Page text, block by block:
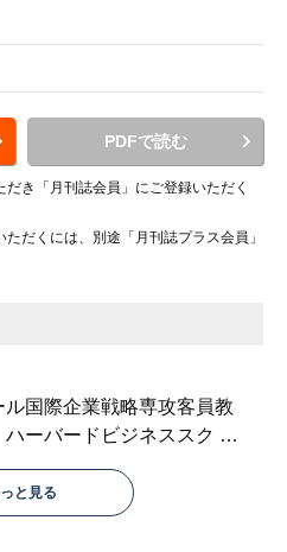
PDFで読む
き「月刊誌会員」にご登録いただく
だくには、別途「月刊誌プラス会員」
国際企業戦略専攻客員教
ーバードビジネススク …
と見る